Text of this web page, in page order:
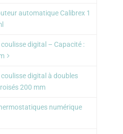
automatique Calibrex 1
coulisse digital – Capacité :
coulisse digital à doubles
200 mm
numérique